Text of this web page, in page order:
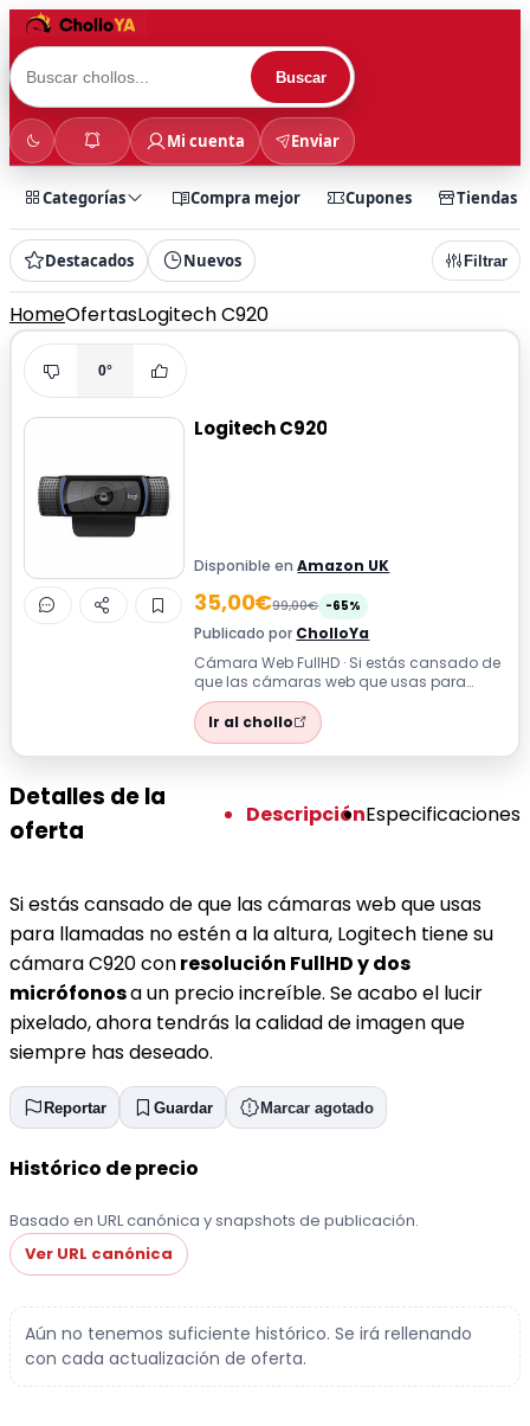
Buscar
Mi cuenta Enviar
Categorías Compra mejor Cupones Tiendas
Destacados Nuevos Filtrar
HomeOfertasLogitech C920
0°
Logitech C920
Disponible enAmazon UK
35,00€99,00€ -65%
Publicado por CholloYa
Cámara Web FullHD · Si estás cansado de
que las cámaras web que usas para
llamadas no estén a la altura, Logitech
tie...Ir al chollo
Detalles de la
oferta
DescripciónEspecificaciones
Si estás cansado de que las cámaras web que usas
para llamadas no estén a la altura, Logitech tiene su
cámara C920 conresolución FullHD y dos
micrófonosa un precio increíble. Se acabo el lucir
pixelado, ahora tendrás la calidad de imagen que
siempre has deseado.
Reportar Guardar Marcar agotado
Histórico de precio
Basado en URL canónica y snapshots de publicación.
Ver URL canónica
Aún no tenemos suficiente histórico. Se irá rellenando
con cada actualización de oferta.